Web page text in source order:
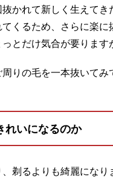
かれて新しく生えて
くるため、さらに楽に
とだけ気合が要ります
りの毛を一本抜いて
れいになるのか
剃るよりも綺麗になり